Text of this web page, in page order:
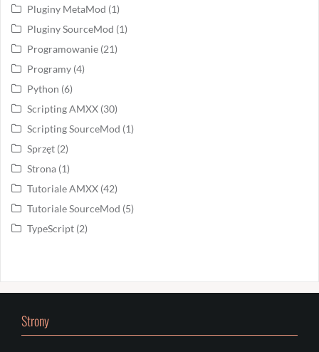
Pluginy MetaMod (1)
Pluginy SourceMod (1)
Programowanie (21)
Programy (4)
Python (6)
Scripting AMXX (30)
Scripting SourceMod (1)
Sprzęt (2)
Strona (1)
Tutoriale AMXX (42)
Tutoriale SourceMod (5)
TypeScript (2)
Strony